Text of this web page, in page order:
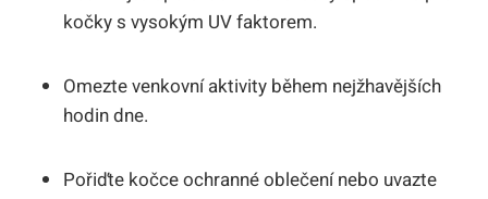
kočky s vysokým UV faktorem.
Omezte venkovní aktivity během nejžhavějších
hodin dne.
Pořiďte kočce ochranné oblečení nebo uvazte